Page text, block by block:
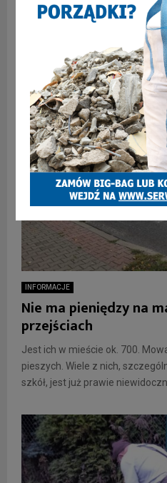
Zainstalowano ich na tyle
przejadą na czerwonym lub
się liczyć z mandatami. Mowa o
INFORMACJE
Nie ma pieniędzy na
przejściach
Jest ich w mieście ok. 700.
pieszych. Wiele z nich,
szkół, jest już prawie